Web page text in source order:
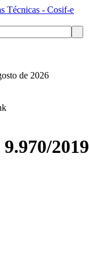
de 2026
2019